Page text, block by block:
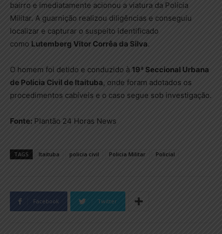
bairro e imediatamente acionou a viatura da Polícia
Militar. A guarnição realizou diligências e conseguiu
localizar e capturar o suspeito identificado
como Lutemberg Vitor Corrêa da Silva.
O homem foi detido e conduzido à 19ª Seccional Urbana
de Polícia Civil de Itaituba, onde foram adotados os
procedimentos cabíveis e o caso segue sob investigação.
Fonte: Plantão 24 Horas News
TAGS Itaituba policia civil Policia Militar Policial
Facebook Twitter